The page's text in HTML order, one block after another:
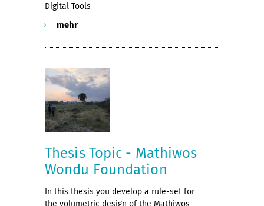
Digital Tools
mehr
Thesis Topic - Mathiwos
Wondu Foundation
In this thesis you develop a rule-set for
the volumetric design of the Mathiwos